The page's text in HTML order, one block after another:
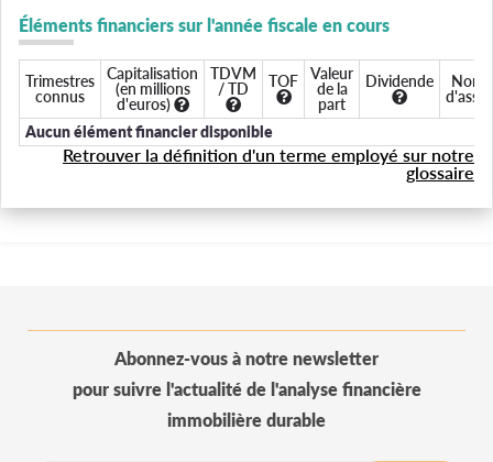
Éléments financiers sur l'année fiscale en cours
Trimestres
connus
Capitalisation
(en millions
d'euros)
TDVM
/ TD
TOF
Valeur
de la
part
Dividende
Aucun élément financier disponible
Retrouver la définition d'un terme employé sur notre
glossaire
Abonnez-vous à notre newsletter
pour suivre l'actualité de l'analyse financière
immobilière durable